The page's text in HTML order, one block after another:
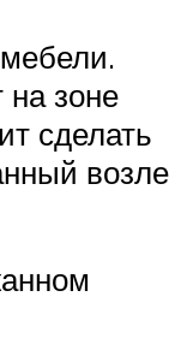
зоне
сделать
возле